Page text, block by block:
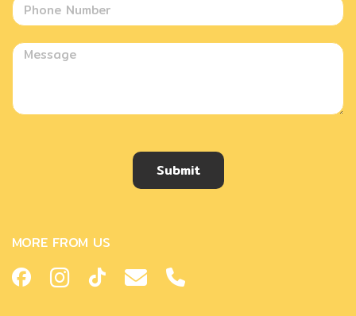
Submit
MORE FROM US